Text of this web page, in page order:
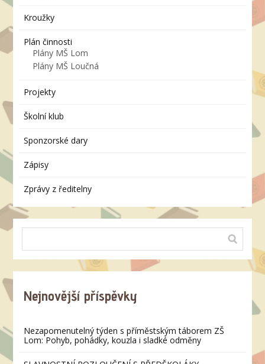
Kroužky
Plán činnosti
Plány MŠ Lom
Plány MŠ Loučná
Projekty
Školní klub
Sponzorské dary
Zápisy
Zprávy z ředitelny
Nejnovější příspěvky
Nezapomenutelný týden s příměstským táborem ZŠ
Lom: Pohyb, pohádky, kouzla i sladké odměny